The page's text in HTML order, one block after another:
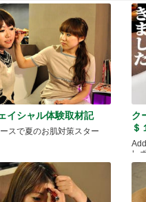
イシャル体験取材記
スで夏のお肌対策スター
ク
＄
レ